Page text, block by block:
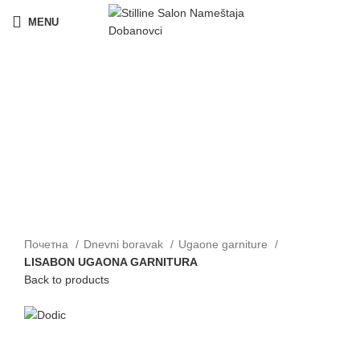
MENU
Почетна Dnevni boravak
Ugaone garniture
LISABON UGAONA GARNITURA
Back to products